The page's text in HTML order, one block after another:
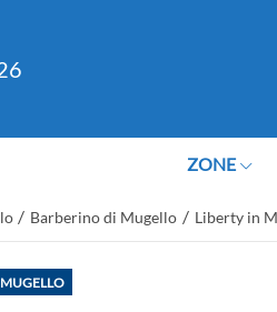
ZONE
/ Barberino di Mugello / Liberty in